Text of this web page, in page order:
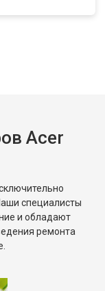
Acer
специалисты
и обладают
ремонта